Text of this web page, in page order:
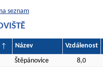
seznam
Název Vzdálenost
Štěpánovice
8,0